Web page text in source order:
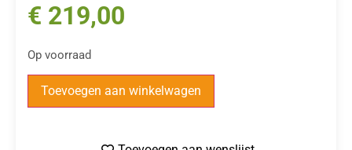
€ 219,00
Op voorraad
Toevoegen aan winkelwagen